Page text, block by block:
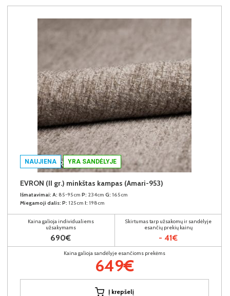
NAUJIENA YRA SANDĖLYJE
EVRON (II gr.) minkštas kampas (Amari-953)
Išmatavimai: A: 85-95cm P: 234cm G: 165cm
Miegamoji dalis: P: 125cm I: 198cm
Kaina galioja individualiems
užsakymams
690€
Skirtumas tarp užsakomų ir sandėlyje
esančių prekių kainų
- 41€
Kaina galioja sandėlyje esančioms prekėms
649€
Į krepšelį